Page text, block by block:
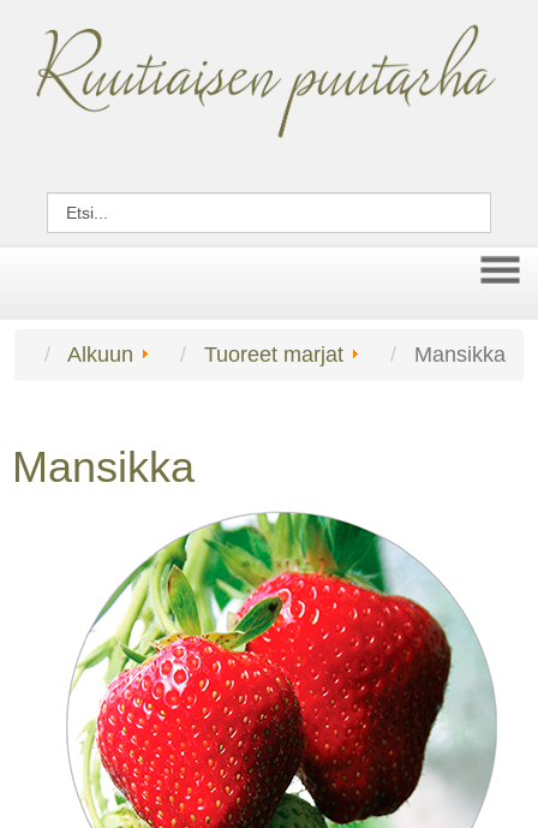
Alkuun Tuoreet marjat Mansikka
Mansikka